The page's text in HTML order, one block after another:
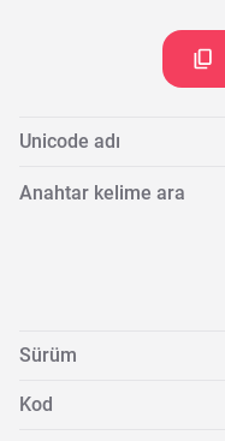
Unicode adı
Anahtar kelime ara
Sürüm
Kod